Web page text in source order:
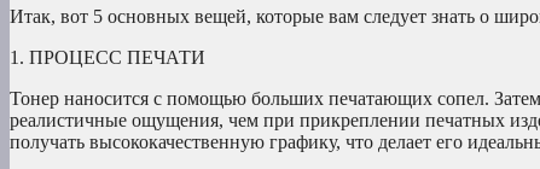
Итак, вот 5 основных вещей, которые вам следует знать о
1. ПРОЦЕСС ПЕЧАТИ
Тонер наносится с помощью больших печатающих сопел. Затем
реалистичные ощущения, чем при прикреплении печатных
получать высококачественную графику, что делает его